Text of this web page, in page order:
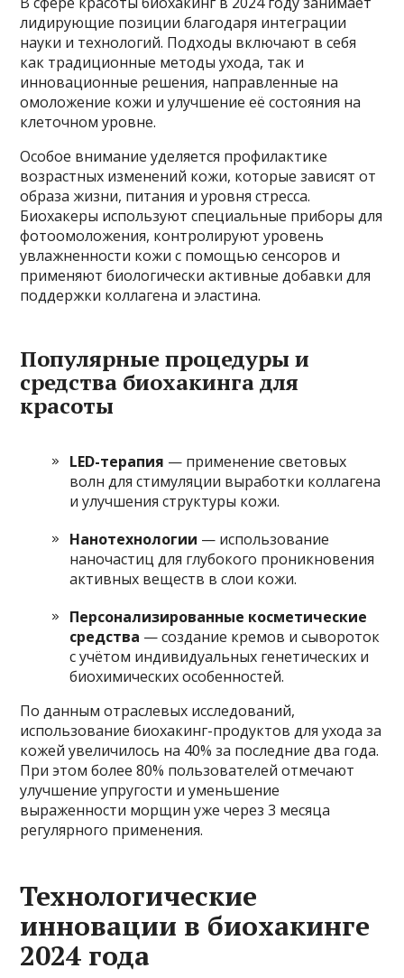
лидирующие позиции благодаря интеграции
науки и технологий. Подходы включают в себя
как традиционные методы ухода, так и
инновационные решения, направленные на
омоложение кожи и улучшение её состояния на
клеточном уровне.
Особое внимание уделяется профилактике
возрастных изменений кожи, которые зависят от
образа жизни, питания и уровня стресса.
Биохакеры используют специальные приборы для
фотоомоложения, контролируют уровень
увлажненности кожи с помощью сенсоров и
применяют биологически активные добавки для
поддержки коллагена и эластина.
Популярные процедуры и
средства биохакинга для
красоты
LED-терапия — применение световых
волн для стимуляции выработки коллагена
и улучшения структуры кожи.
Нанотехнологии — использование
наночастиц для глубокого проникновения
активных веществ в слои кожи.
Персонализированные косметические
средства — создание кремов и сывороток
с учётом индивидуальных генетических и
биохимических особенностей.
По данным отраслевых исследований,
использование биохакинг-продуктов для ухода за
кожей увеличилось на 40% за последние два года.
При этом более 80% пользователей отмечают
улучшение упругости и уменьшение
выраженности морщин уже через 3 месяца
регулярного применения.
Технологические
инновации в биохакинге
2024 года